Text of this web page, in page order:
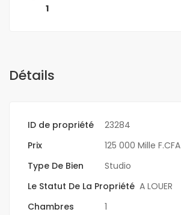
1
Détails
ID de propriété
23284
Prix
125 000 Mille F.CFA
Type De Bien
Studio
Le Statut De La Propriété A LOUER
Chambres
1